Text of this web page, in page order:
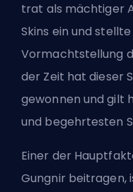
trat als mächtiger
Skins ein und
Vormachtstellung
der Zeit hat dieser
gewonnen und gilt
und begehrtesten
Einer der
Gungnir beitragen,